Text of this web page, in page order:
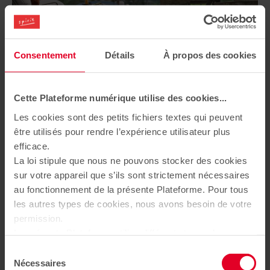
Consentement Détails À propos des cookies
Cette Plateforme numérique utilise des cookies...
Les cookies sont des petits fichiers textes qui peuvent
être utilisés pour rendre l’expérience utilisateur plus
efficace.
La loi stipule que nous ne pouvons stocker des cookies
sur votre appareil que s’ils sont strictement nécessaires
au fonctionnement de la présente Plateforme. Pour tous
les autres types de cookies, nous avons besoin de votre
permission.
tiers qui apparaissent sur nos pages. À tout moment,
Nécessaires
VALLAURIS/ 06220
MIRAMARE
Du 4 pièces au 6 pièces
à partir de 899 000 €
+
TRAVAUX EN COURS